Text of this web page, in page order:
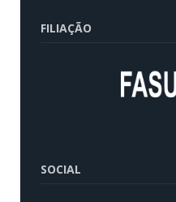
FILIAÇÃO
SOCIAL